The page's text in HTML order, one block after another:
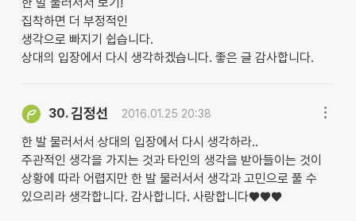
한 발 물러서서 보기!
집착하면 더 부정적인
생각으로 빠지기 쉽습니다.
상대의 입장에서 다시 생각하겠습니다. 좋은 글 감사합니다.
30.김정선 2016.01.25 20:38
한 발 물러서서 상대의 입장에서 다시 생각하라..
주관적인 생각을 가지는 것과 타인의 생각을 받아들이는 것이
상황에 따라 어렵지만 한 발 물러서서 생각과 고민으로 풀 수
있으리라 생각합니다. 감사합니다. 사랑합니다♥♥♥